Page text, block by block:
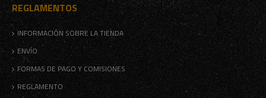
REGLAMENTOS
INFORMACIÓN SOBRE LA TIENDA
ENVÍO
FORMAS DE PAGO Y COMISIONES
REGLAMENTO